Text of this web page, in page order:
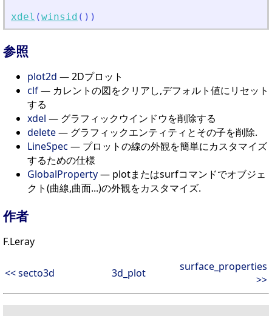
xdel (winsid ( ) )
参照
plot2d — 2Dプロット
clf— カレントの図をクリアし,デフォルト値にリセット
する
xdel — グラフィックウインドウを削除する
delete— グラフィックエンティティとその子を削除.
LineSpec — プロットの線の外観を簡単にカスタマイズ
するための仕様
GlobalProperty— plotまたはsurfコマンドでオブジェ
クト(曲線,曲面...)の外観をカスタマイズ.
作者
F.Leray
<< secto3d 3d_plot
surface_properties
>>